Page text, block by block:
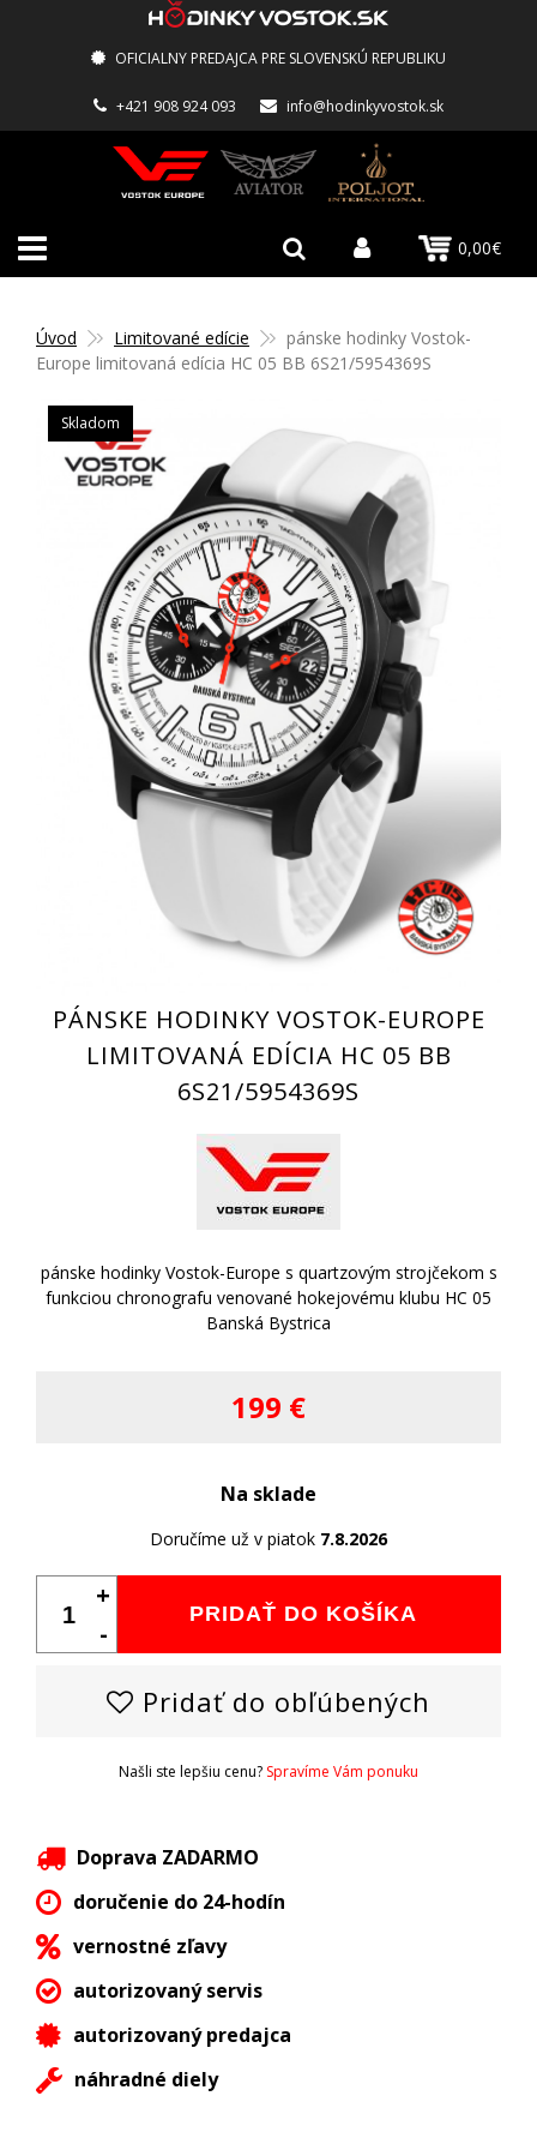
OFICIALNY PREDAJCA PRE SLOVENSKÚ REPUBLIKU
+421 908 924 093 info@hodinkyvostok.sk
0,00€
Úvod Limitované edície
pánske hodinky Vostok-
Europe limitovaná edícia HC 05 BB 6S21/5954369S
Skladom
PÁNSKE HODINKY VOSTOK-EUROPE
LIMITOVANÁ EDÍCIA HC 05 BB
6S21/5954369S
pánske hodinky Vostok-Europe s quartzovým strojčekom s
funkciou chronografu venované hokejovému klubu HC 05
Banská Bystrica
199 €
Na sklade
Doručíme už v piatok 7.8.2026
PRIDAŤ DO KOŠÍKA
+
-
Pridať do obľúbených
Našli ste lepšiu cenu? Spravíme Vám ponuku
Doprava ZADARMO
doručenie do 24-hodín
vernostné zľavy
autorizovaný servis
autorizovaný predajca
náhradné diely